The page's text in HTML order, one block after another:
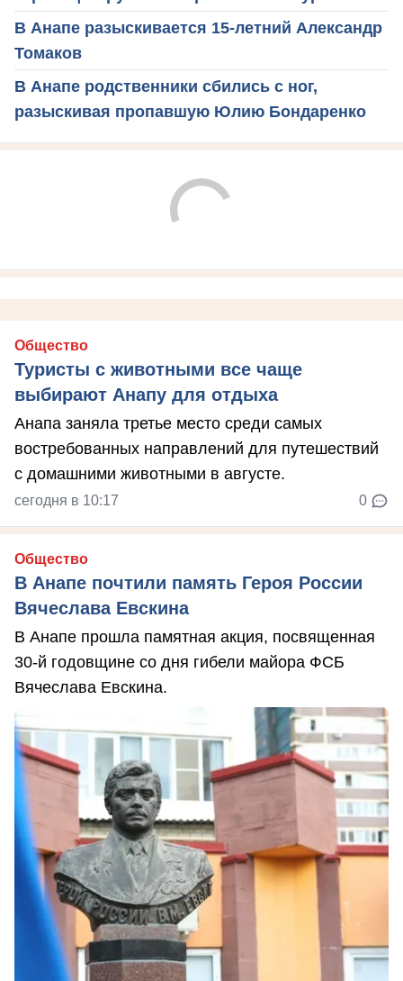
В Анапе разыскивается 15-летний Александр
Томаков
В Анапе родственники сбились с ног,
разыскивая пропавшую Юлию Бондаренко
Общество
Туристы с животными все чаще
выбирают Анапу для отдыха
Анапа заняла третье место среди самых
востребованных направлений для путешествий
с домашними животными в августе.
сегодня в 10:17 0
Общество
В Анапе почтили память Героя России
Вячеслава Евскина
В Анапе прошла памятная акция, посвященная
30-й годовщине со дня гибели майора ФСБ
Вячеслава Евскина.